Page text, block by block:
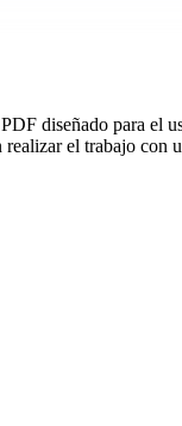
diseñado para el
el trabajo con